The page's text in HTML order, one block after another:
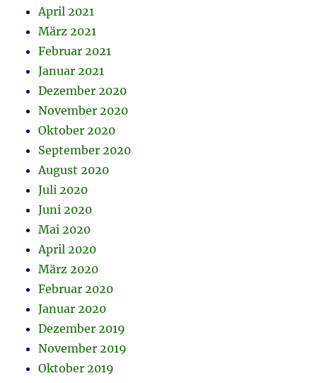
April 2021
März 2021
Februar 2021
Januar 2021
Dezember 2020
November 2020
Oktober 2020
September 2020
August 2020
Juli 2020
Juni 2020
Mai 2020
April 2020
März 2020
Februar 2020
Januar 2020
Dezember 2019
November 2019
Oktober 2019